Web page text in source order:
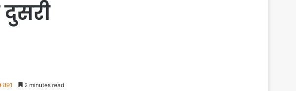
891 2 minutes read